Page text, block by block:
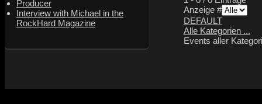
Producer
Interview with Michael in the
RockHard Magazine
Anzeige #
DEFAULT
Alle Kategorien ...
Events aller